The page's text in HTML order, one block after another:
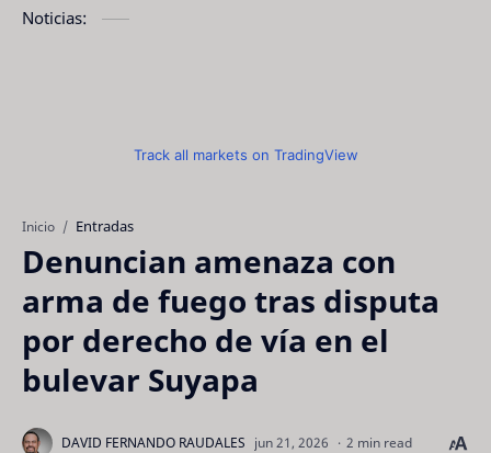
Noticias:
Track all markets on TradingView
Inicio Entradas
Denuncian amenaza con
arma de fuego tras disputa
por derecho de vía en el
bulevar Suyapa
2 min read